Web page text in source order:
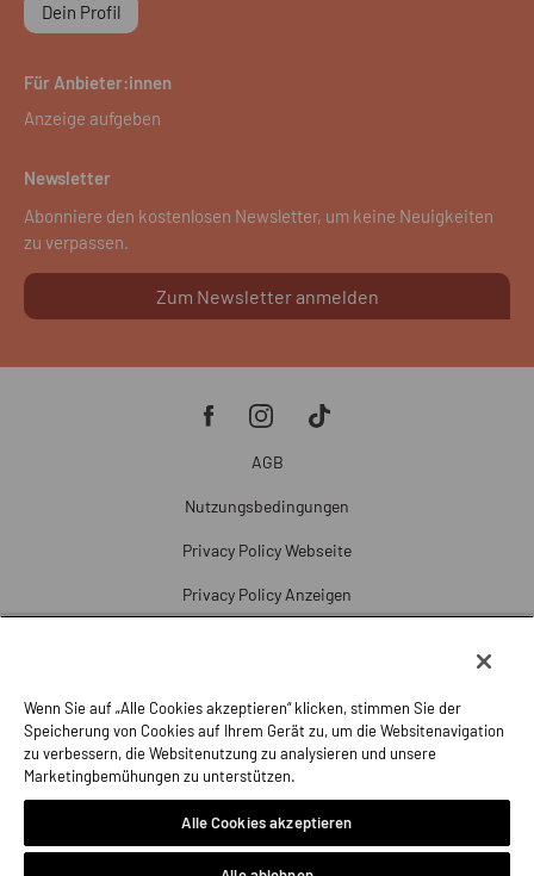
Dein Profil
Für Anbieter:innen
Anzeige aufgeben
Newsletter
Abonniere den kostenlosen Newsletter, um keine Neuigkeiten
zu verpassen.
Zum Newsletter anmelden
AGB
Nutzungsbedingungen
Privacy Policy Webseite
Privacy Policy Anzeigen
Beschwerde
Impressum
Wenn Sie auf „Alle Cookies akzeptieren“ klicken, stimmen Sie der
Speicherung von Cookies auf Ihrem Gerät zu, um die Websitenavigation
zu verbessern, die Websitenutzung zu analysieren und unsere
Marketingbemühungen zu unterstützen.
Alle Cookies akzeptieren